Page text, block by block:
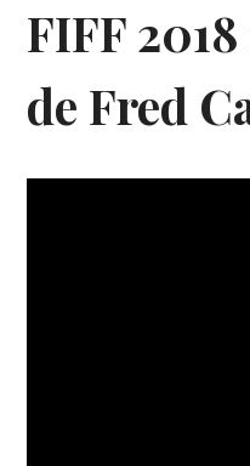
FIFF 2018
de Fred